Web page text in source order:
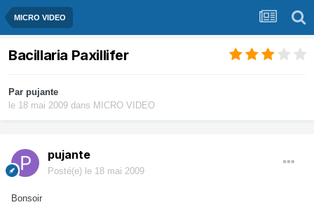
MICRO VIDEO
Bacillaria Paxillifer
Par pujante
le 18 mai 2009 dans MICRO VIDEO
pujante
Posté(e) le 18 mai 2009
Bonsoir